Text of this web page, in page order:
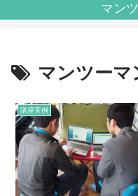
マン
マンツーマ
講座実例